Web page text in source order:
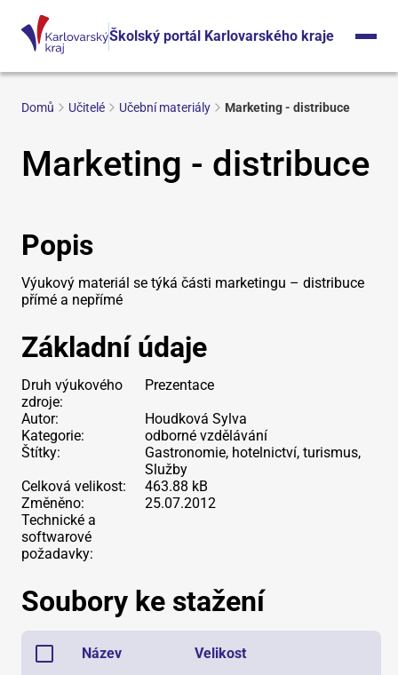
Školský portál Karlovarského kraje
Domů Učitelé Učební materiály Marketing - distribuce
Marketing - distribuce
Popis
Výukový materiál se týká části marketingu – distribuce
přímé a nepřímé
Základní údaje
Druh výukového
zdroje:
Prezentace
Autor:
Houdková Sylva
Kategorie:
odborné vzdělávání
Štítky:
Gastronomie, hotelnictví, turismus,
Služby
Celková velikost:
463.88 kB
Změněno:
25.07.2012
Technické a
softwarové
požadavky:
Soubory ke stažení
Název Velikost